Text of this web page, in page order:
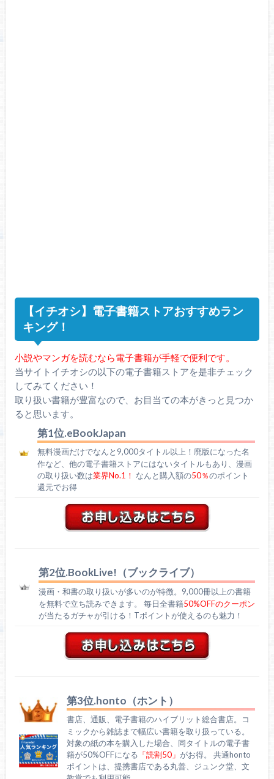
【イチオシ】電子書籍ストアおすすめラン
キング！
小説やマンガを読むなら電子書籍が手軽で便利です。
当サイトイチオシの以下の電子書籍ストアを是非チェック
してみてください！
取り扱い書籍が豊富なので、お目当ての本がきっと見つか
ると思います。
第1位.eBookJapan
無料漫画だけでなんと9,000タイトル以上！廃版になった名
作など、他の電子書籍ストアにはないタイトルもあり、漫画
の取り扱い数は業界No.1！ なんと購入額の50％のポイント
還元でお得
第2位.BookLive!（ブックライブ）
漫画・和書の取り扱いが多いのが特徴。9,000冊以上の書籍
を無料で立ち読みできます。 毎日全書籍50%OFFのクーポン
が当たるガチャが引ける！Tポイントが使えるのも魅力！
第3位.honto（ホント）
書店、通販、電子書籍のハイブリット総合書店。コ
ミックから雑誌まで幅広い書籍を取り扱っている。
対象の紙の本を購入した場合、同タイトルの電子書
籍が50%OFFになる 「読割50」 がお得。 共通honto
ポイントは、提携書店である丸善、ジュンク堂、文